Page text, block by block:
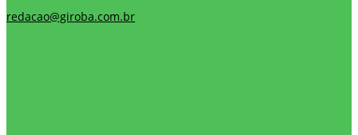
redacao@giroba.com.br